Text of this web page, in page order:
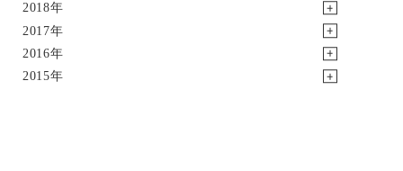
2018年
2017年
2016年
2015年